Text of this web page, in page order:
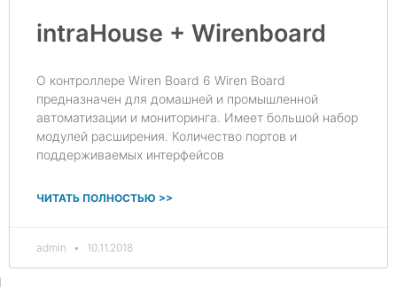
intraHouse + Wirenboard
О контроллере Wiren Board 6 Wiren Board
предназначен для домашней и промышленной
автоматизации и мониторинга. Имеет большой набор
модулей расширения. Количество портов и
поддерживаемых интерфейсов
ЧИТАТЬ ПОЛНОСТЬЮ >>
admin 10.11.2018